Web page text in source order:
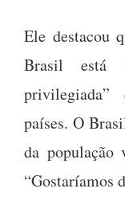
Ele destacou
Brasil está
privilegiada”
países. O
da população
“Gostaríamos